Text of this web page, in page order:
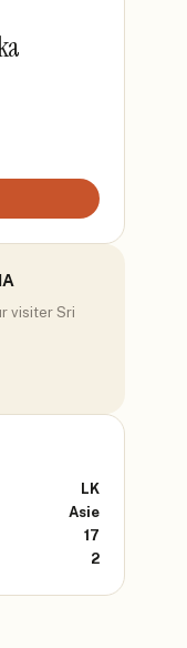
visiter Sri
LK
Asie
17
2